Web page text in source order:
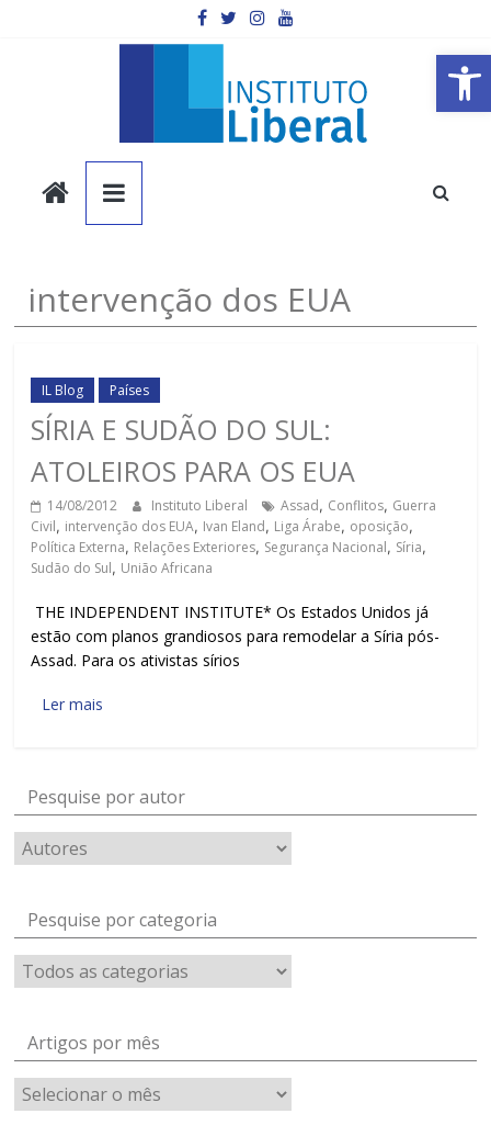
Barra de Ferramentas Aberta
Instituto
Liberal
é
mais
importante
da
sociedade.
intervenção dos EUA
IL Blog Países
SÍRIA E SUDÃO DO SUL:
ATOLEIROS PARA OS EUA
14/08/2012 Instituto Liberal Assad, Conflitos, Guerra
Civil, intervenção dos EUA, Ivan Eland, Liga Árabe, oposição,
Política Externa, Relações Exteriores, Segurança Nacional, Síria,
Sudão do Sul, União Africana
THE INDEPENDENT INSTITUTE* Os Estados Unidos já
estão com planos grandiosos para remodelar a Síria pós-
Assad. Para os ativistas sírios
Ler mais
Pesquise por autor
Pesquise por categoria
Artigos por mês
Artigos
por